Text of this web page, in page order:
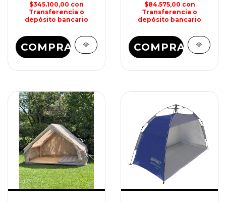
$345.100,00 con
Transferencia o
depósito bancario
COMPRAR
$84.575,00 con
Transferencia o
depósito bancario
COMPRAR